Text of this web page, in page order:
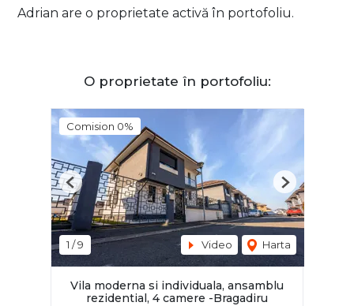
Adrian are o proprietate activă în portofoliu.
O proprietate în portofoliu:
Comision 0%
1 /9 Video Harta
Previous Next
Vila moderna si individuala, ansamblu
rezidential, 4 camere -Bragadiru